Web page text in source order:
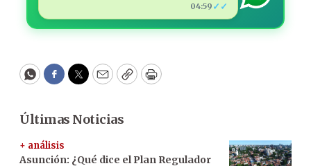
04:59 ✓✓
WhatsApp
Facebook
Twitter
EmailCopyPrint
Últimas Noticias
+ análisis
Asunción: ¿Qué dice el Plan Regulador